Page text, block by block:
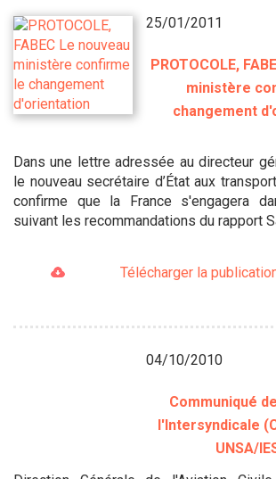
25/01/2011
PROTOCOLE,
ministère
changement
Dans une lettre adressée au directeur
le nouveau secrétaire d’État aux
confirme que la France s'engagera
suivant les recommandations du rapport
Télécharger la
04/10/2010
Communiqué
l'Intersyndicale
UNSA/